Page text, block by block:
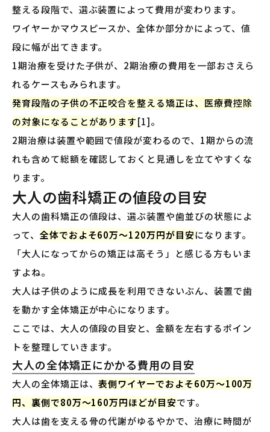
整える段階で、選ぶ装置によって費用が変わります。
ワイヤーかマウスピースか、全体か部分かによって、値
段に幅が出てきます。
1期治療を受けた子供が、2期治療の費用を一部おさえら
れるケースもみられます。
発育段階の子供の不正咬合を整える矯正は、医療費控除
の対象になることがあります[1]。
2期治療は装置や範囲で値段が変わるので、1期からの流
れも含めて総額を確認しておくと見通しを立てやすくな
ります。
大人の歯科矯正の値段の目安
大人の歯科矯正の値段は、選ぶ装置や歯並びの状態によ
って、 全体でおよそ60万〜120万円が目安になります。
「大人になってからの矯正は高そう」と感じる方もいま
すよね。
大人は子供のように成長を利用できないぶん、装置で歯
を動かす全体矯正が中心になります。
ここでは、大人の値段の目安と、金額を左右するポイン
トを整理していきます。
大人の全体矯正にかかる費用の目安
大人の全体矯正は、表側ワイヤーでおよそ60万〜100万
円、裏側で80万〜160万円ほどが目安です。
大人は歯を支える骨の代謝がゆるやかで、治療に時間が